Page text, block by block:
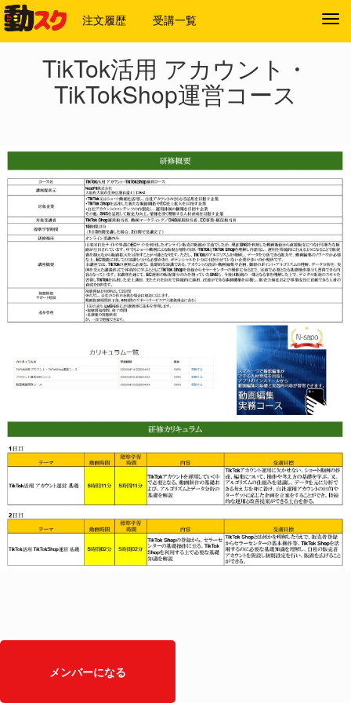
注文履歴 受講一覧
TikTok活用 アカウント・
TikTokShop運営コース
メンバーになる